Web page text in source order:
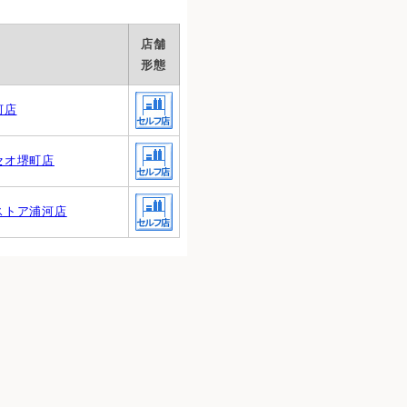
店舗
形態
店
オ堺町店
トア浦河店